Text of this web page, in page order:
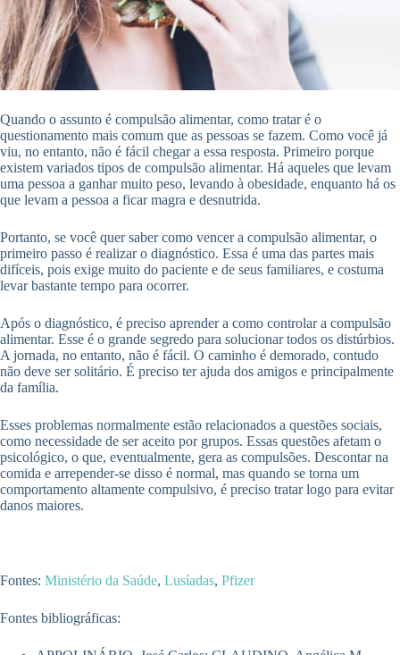
Quando o assunto é compulsão alimentar, como tratar é o
questionamento mais comum que as pessoas se fazem. Como você já
viu, no entanto, não é fácil chegar a essa resposta. Primeiro porque
existem variados tipos de compulsão alimentar. Há aqueles que levam
uma pessoa a ganhar muito peso, levando à obesidade, enquanto há os
que levam a pessoa a ficar magra e desnutrida.
Portanto, se você quer saber como vencer a compulsão alimentar, o
primeiro passo é realizar o diagnóstico. Essa é uma das partes mais
difíceis, pois exige muito do paciente e de seus familiares, e costuma
levar bastante tempo para ocorrer.
Após o diagnóstico, é preciso aprender a como controlar a compulsão
alimentar. Esse é o grande segredo para solucionar todos os distúrbios.
A jornada, no entanto, não é fácil. O caminho é demorado, contudo
não deve ser solitário. É preciso ter ajuda dos amigos e principalmente
da família.
Esses problemas normalmente estão relacionados a questões sociais,
como necessidade de ser aceito por grupos. Essas questões afetam o
psicológico, o que, eventualmente, gera as compulsões. Descontar na
comida e arrepender-se disso é normal, mas quando se torna um
comportamento altamente compulsivo, é preciso tratar logo para evitar
danos maiores.
Fontes: Ministério da Saúde, Lusíadas, Pfizer
Fontes bibliográficas: